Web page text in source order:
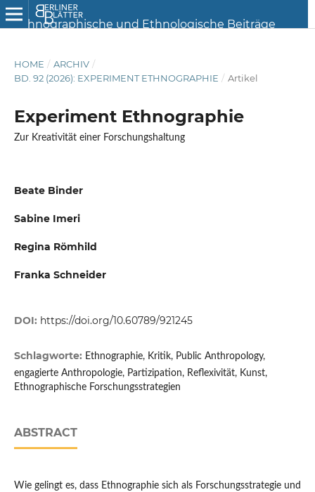
HOME / ARCHIV /
BD. 92 (2026): EXPERIMENT ETHNOGRAPHIE / Artikel
Experiment Ethnographie
Zur Kreativität einer Forschungshaltung
Beate Binder
Sabine Imeri
Regina Römhild
Franka Schneider
DOI: https://doi.org/10.60789/921245
Schlagworte: Ethnographie, Kritik, Public Anthropology,
engagierte Anthropologie, Partizipation, Reflexivität, Kunst,
Ethnographische Forschungsstrategien
ABSTRACT
Wie gelingt es, dass Ethnographie sich als Forschungsstrategie und